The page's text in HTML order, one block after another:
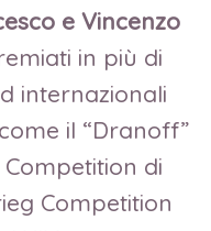
e Vincenzo
in più di
internazionali
il “Dranoff”
di
Competition